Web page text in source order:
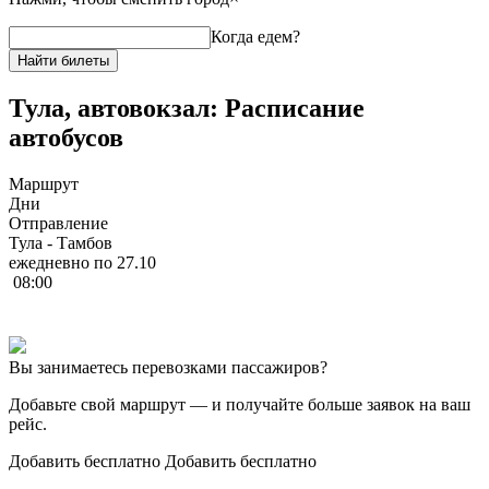
Когда едем?
Найти билеты
Тула, автовокзал: Расписание
автобусов
Маршрут
Дни
Отправление
Тула - Тамбов
ежедневно по 27.10
08:00
Вы занимаетесь перевозками пассажиров?
Добавьте свой маршрут — и получайте больше заявок на ваш
рейс.
Добавить бесплатно Добавить бесплатно